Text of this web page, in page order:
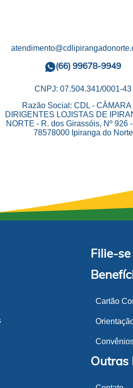
(66) 99678-9949
CNPJ: 07.504.341/0001-43
Razão Social: CDL - CÂMARA
DIRIGENTES LOJISTAS DE
NORTE - R. dos Girassóis, Nº 926
78578000 Ipiranga do Norte
Filie-se
Cartão
Outras